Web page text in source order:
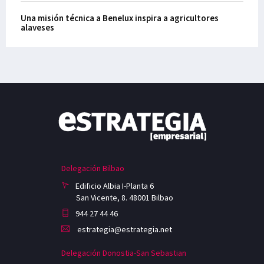
Una misión técnica a Benelux inspira a agricultores
alaveses
Delegación Bilbao
Edificio Albia I-Planta 6
San Vicente, 8. 48001 Bilbao
944 27 44 46
estrategia@estrategia.net
Delegación Donostia-San Sebastian